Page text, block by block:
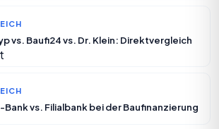
vs. Baufi24 vs. Dr. Klein: Direktvergleich
Bank vs. Filialbank bei der Baufinanzierung